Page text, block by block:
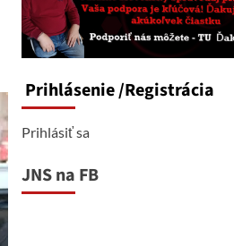
Prihlásenie/Registrácia
Prihlásiť sa
JNS na FB